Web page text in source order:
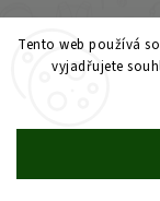
Tento web používá
vyjadřujete
© 2026